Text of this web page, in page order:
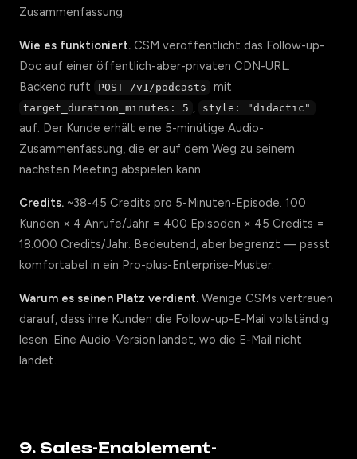
Zusammenfassung.
Wie es funktioniert. CSM veröffentlicht das Follow-up-
Doc auf einer öffentlich-aber-privaten CDN-URL.
Backend ruft
POST /v1/podcasts mit
target_duration_minutes: 5 , style: "didactic"
auf. Der Kunde erhält eine 5-minütige Audio-
Zusammenfassung, die er auf dem Weg zu seinem
nächsten Meeting abspielen kann.
Credits. ~38-45 Credits pro 5-Minuten-Episode. 100
Kunden × 4 Anrufe/Jahr = 400 Episoden × 45 Credits =
18.000 Credits/Jahr. Bedeutend, aber begrenzt — passt
komfortabel in ein Pro-plus-Enterprise-Muster.
Warum es seinen Platz verdient. Wenige CSMs vertrauen
darauf, dass ihre Kunden die Follow-up-E-Mail vollständig
lesen. Eine Audio-Version landet, wo die E-Mail nicht
landet.
9. Sales-Enablement-